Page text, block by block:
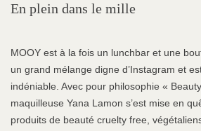
En plein dans le mille
MOOY est à la fois un lunchbar et une
un grand mélange digne d’Instagram et
indéniable. Avec pour philosophie «
maquilleuse Yana Lamon s’est mise en
produits de beauté cruelty free,